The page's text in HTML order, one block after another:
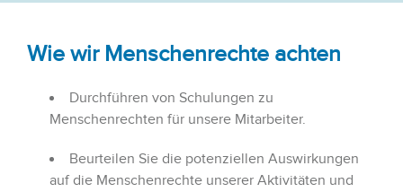
Wie wir Menschenrechte achten
Durchführen von Schulungen zu
Menschenrechten für unsere Mitarbeiter.
Beurteilen Sie die potenziellen Auswirkungen
auf die Menschenrechte unserer Aktivitäten und